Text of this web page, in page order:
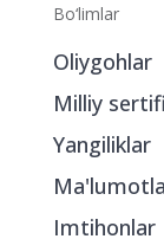
Bo‘limlar
Oliygohlar
Milliy
Yangiliklar
Imtihonlar